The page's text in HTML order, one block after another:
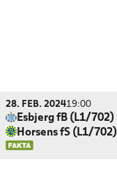
28. FEB. 202419:00
Esbjerg fB (L1/702)
Horsens fS (L1/702)